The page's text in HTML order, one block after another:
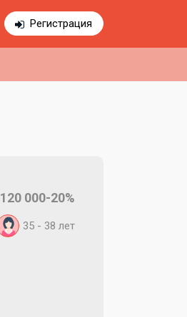
Регистрация
120 000-20%
35 - 38 лет